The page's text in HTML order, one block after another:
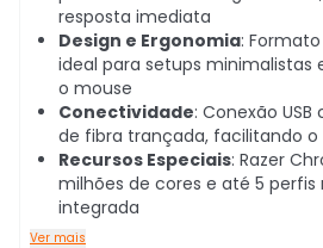
resposta imediata
Design e Ergonomia:
ideal para setups minimalistas
o mouse
Conectividade: Conexão
de fibra trançada, facilitando
Recursos Especiais: Razer
milhões de cores e até 5
integrada
Ver mais